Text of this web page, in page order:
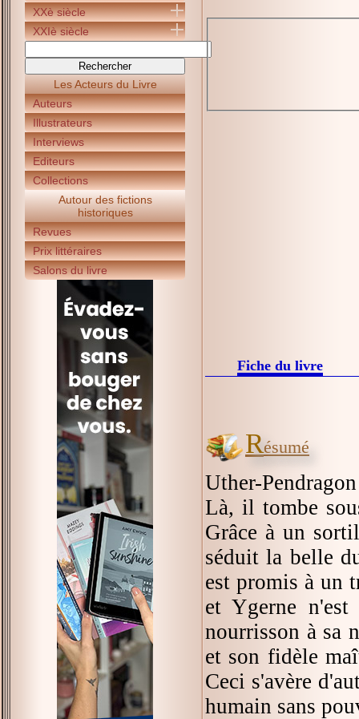
XXè siècle
XXIè siècle
Les Acteurs du Livre
Auteurs
Illustrateurs
Interviews
Editeurs
Collections
Autour des fictions
historiques
Revues
Prix littéraires
Salons du livre
Fiche du livre
Résumé
Uther-
Là, il tombe
Grâce à un
séduit la belle
est promis à un
et Ygerne n'est
nourrisson à sa
et son fidèle
Ceci s'avère
humain sans